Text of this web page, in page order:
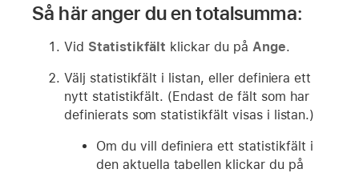
Så här anger du en totalsumma:
Vid Statistikfält klickar du på Ange.
Välj statistikfält i listan, eller definiera ett
nytt statistikfält. (Endast de fält som har
definierats som statistikfält visas i listan.)
Om du vill definiera ett statistikfält i
den aktuella tabellen klickar du på